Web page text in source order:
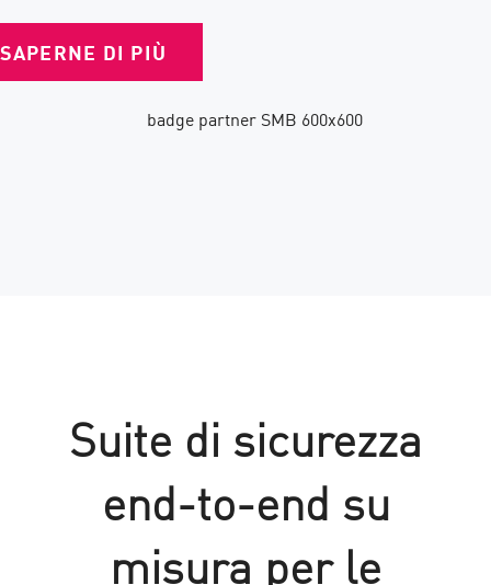
DI PIÙ
Suite di sicurezza
end-to-end su
misura per le